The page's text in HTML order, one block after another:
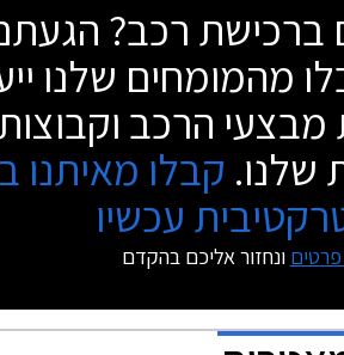
ברכישת רכב?
מהמומחים שלנו
מבצעי הרכב
שלנו. קבלו מאיתנו
עכשיו
ונחזור אליכם בהקדם